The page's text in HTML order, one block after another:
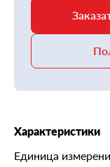
Характеристики
Единица